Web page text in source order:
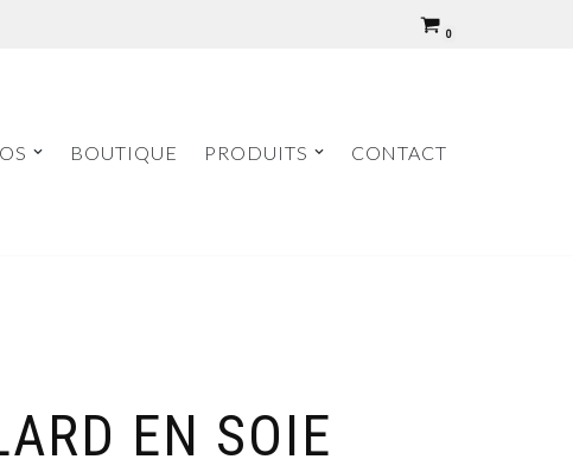
0
BOUTIQUE PRODUITS CONTACT
EN SOIE